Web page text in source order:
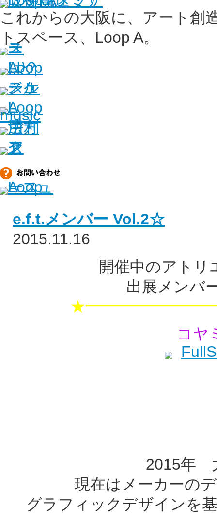
これからの大阪に、アート創
トスペース、Loop A。
e.f.t.メンバー Vol.2☆
2015.11.16
開催中のアト
出展メンバ
コヤ
2015年
現在はメーカーの
グラフィックデザインを